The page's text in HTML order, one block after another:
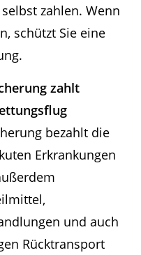
zahlen. Wenn
schützt Sie eine
zahlt
bezahlt die
Erkrankungen
und auch
Rücktransport